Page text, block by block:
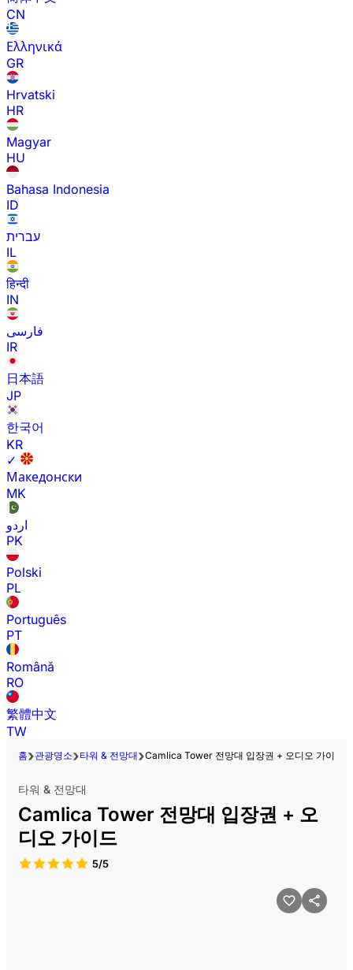
CN
Ελληνικά
GR
Hrvatski
HR
Magyar
HU
Bahasa Indonesia
ID
עברית
IL
हिन्दी
IN
فارسی
IR
日本語
JP
한국어
KR
✓
Македонски
MK
اردو
PK
Polski
PL
Português
PT
Română
RO
繁體中文
TW
홈 관광명소 타워 & 전망대 Camlica Tower 전망대 입장권 + 오디오 가이드
타워 & 전망대
Camlica Tower 전망대 입장권 + 오
디오 가이드
5/5